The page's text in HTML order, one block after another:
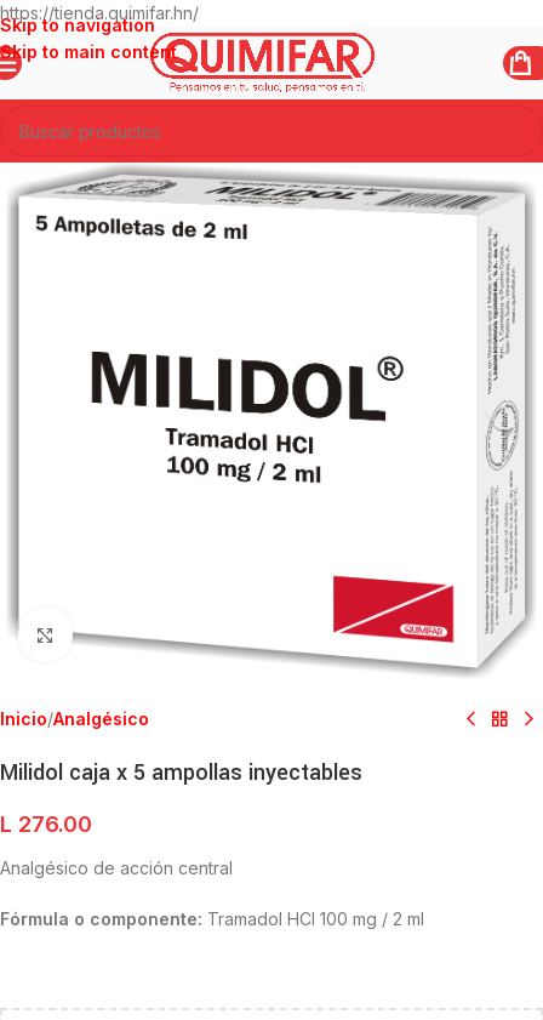
https://tienda.quimifar.hn/
Skip to navigation
Skip to main content
Clic para ampliar
Inicio/Analgésico
Milidol caja x 5 ampollas inyectables
L 276.00
Analgésico de acción central
Fórmula o componente: Tramadol HCI 100 mg / 2 ml